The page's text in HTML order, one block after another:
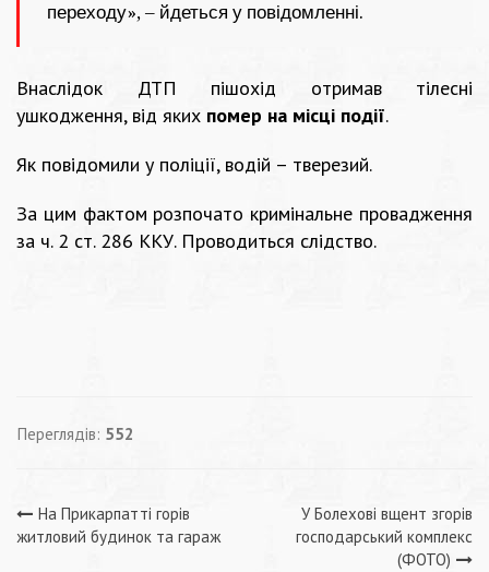
переходу», – йдеться у повідомленні.
Внаслідок ДТП пішохід отримав тілесні
ушкодження, від яких помер на місці події.
Як повідомили у поліції, водій – тверезий.
За цим фактом розпочато кримінальне провадження
за ч. 2 ст. 286 ККУ. Проводиться слідство.
Переглядів: 552
Навігація
На Прикарпатті горів
житловий будинок та гараж
У Болехові вщент згорів
господарський комплекс
(ФОТО)